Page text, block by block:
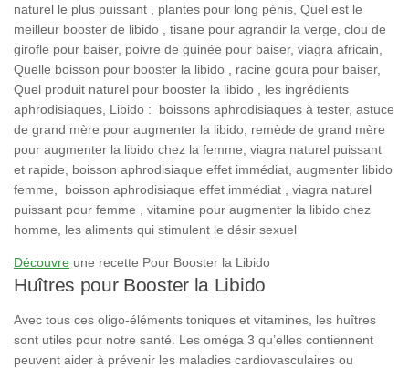
naturel le plus puissant , plantes pour long pénis, Quel est le
meilleur booster de libido , tisane pour agrandir la verge, clou de
girofle pour baiser, poivre de guinée pour baiser, viagra africain,
Quelle boisson pour booster la libido , racine goura pour baiser,
Quel produit naturel pour booster la libido , les ingrédients
aphrodisiaques, Libido : boissons aphrodisiaques à tester, astuce
de grand mère pour augmenter la libido, remède de grand mère
pour augmenter la libido chez la femme, viagra naturel puissant
et rapide, boisson aphrodisiaque effet immédiat, augmenter libido
femme, boisson aphrodisiaque effet immédiat , viagra naturel
puissant pour femme , vitamine pour augmenter la libido chez
homme, les aliments qui stimulent le désir sexuel
Découvre une recette Pour Booster la Libido
Huîtres pour Booster la Libido
Avec tous ces oligo-éléments toniques et vitamines, les huîtres
sont utiles pour notre santé. Les oméga 3 qu’elles contiennent
peuvent aider à prévenir les maladies cardiovasculaires ou